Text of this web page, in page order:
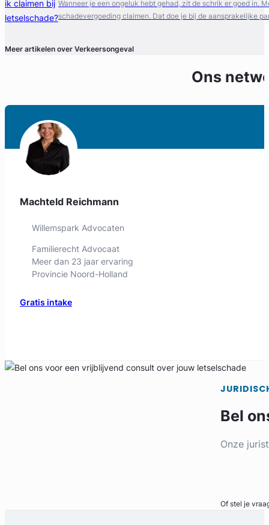
Wanneer je een ongeluk hebt gehad, zit de schrik er goed in.
schadevergoeding claimen. Dat doe je bij de aansprakelijke
Meer artikelen over Verkeersongeval
Ons
Bel
Onze
Of stel je